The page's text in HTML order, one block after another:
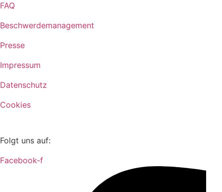
FAQ
Beschwerdemanagement
Presse
Impressum
Datenschutz
Cookies
Folgt uns auf:
Facebook-f